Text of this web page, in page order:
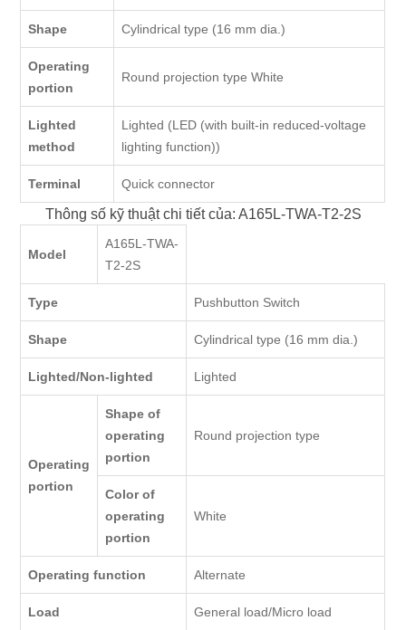
Shape Cylindrical type (16 mm dia.)
Operating
portion
Round projection type White
Lighted
method
Lighted (LED (with built-in reduced-voltage
lighting function))
Terminal Quick connector
Thông số kỹ thuật chi tiết của: A165L-TWA-T2-2S
Model
A165L-TWA-
T2-2S
Type Pushbutton Switch
Shape Cylindrical type (16 mm dia.)
Lighted/Non-lighted Lighted
Operating
portion
Shape of
operating
portion
Round projection type
Color of
operating
portion
White
Operating function Alternate
Load General load/Micro load